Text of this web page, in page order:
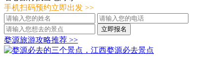
手机扫码预约立即出发 >>
婺源旅游攻略推荐 >>